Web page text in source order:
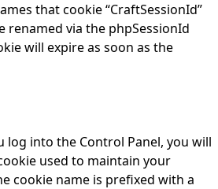
that cookie “CraftSessionId”
renamed via the phpSessionId
will expire as soon as the
log into the Control Panel, you will
used to maintain your
cookie name is prefixed with a